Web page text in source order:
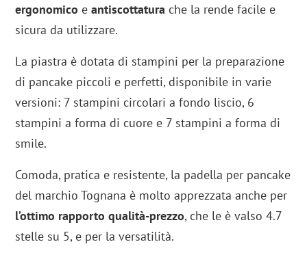
ergonomico eantiscottatura che la rende facile e
sicura da utilizzare.
La piastra è dotata di stampini per la preparazione
di pancake piccoli e perfetti, disponibile in varie
versioni: 7 stampini circolari a fondo liscio, 6
stampini a forma di cuore e 7 stampini a forma di
smile.
Comoda, pratica e resistente, la padella per pancake
del marchio Tognana è molto apprezzata anche per
l’ottimo rapporto qualità-prezzo, che le è valso 4.7
stelle su 5, e per la versatilità.